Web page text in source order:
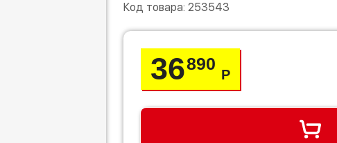
Код товара: 253543
36890
Р